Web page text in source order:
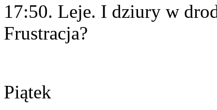
17:50. Leje. I dziury w
Frustracja?
Piątek